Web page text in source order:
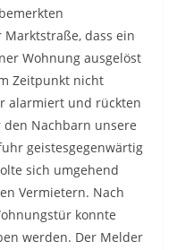
dass ein
Wohnung ausgelöst
Zeitpunkt nicht
alarmiert und rückten
Nachbarn unsere
geistesgegenwärtig
sich umgehend
Vermietern. Nach
konnte
werden. Der Melder